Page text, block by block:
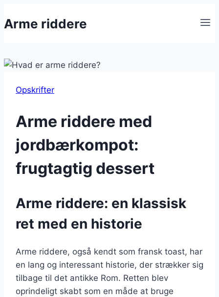
til
Arme riddere
Opskrifter
Arme riddere med
jordbærkompot:
frugtagtig dessert
Arme riddere: en klassisk
ret med en historie
Arme riddere, også kendt som fransk toast, har
en lang og interessant historie, der strækker sig
tilbage til det antikke Rom. Retten blev
oprindeligt skabt som en måde at bruge